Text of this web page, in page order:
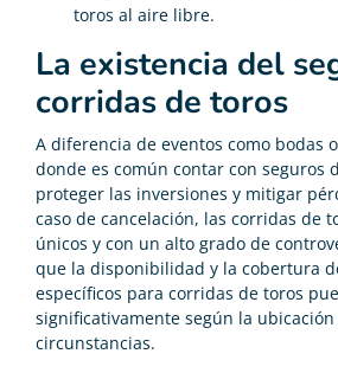
toros al aire libre.
La existencia del
corridas de toros
A diferencia de eventos como bodas
donde es común contar con seguros
proteger las inversiones y mitigar
caso de cancelación, las corridas de
únicos y con un alto grado de
que la disponibilidad y la cobertura
específicos para corridas de toros
significativamente según la ubicación
circunstancias.